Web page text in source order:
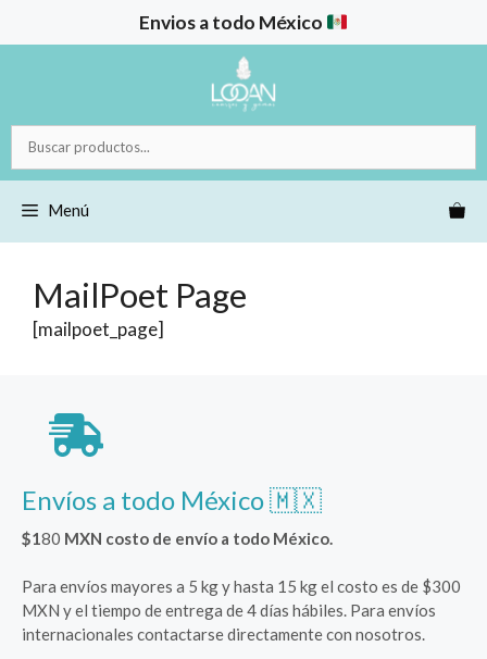
al
Envios a todo México
Buscar
productos...
Menú
MailPoet Page
[mailpoet_page]
Envíos a todo México 🇲🇽
$180 MXN costo de envío a todo México.
Para envíos mayores a 5 kg y hasta 15 kg el costo es de $300
MXN y el tiempo de entrega de 4 días hábiles. Para envíos
internacionales contactarse directamente con nosotros.